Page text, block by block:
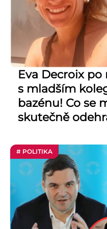
Eva Decroix
s mladším
bazénu! Co se
skutečně
# POLITIKA